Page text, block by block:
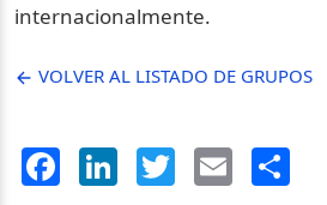
internacionalmente.
VOLVER AL LISTADO DE GRUPOS
FacebookLinkedInTwitter Email